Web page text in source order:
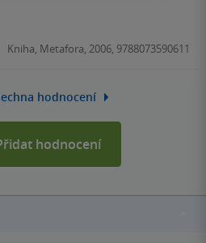
Kniha, Metafora, 2006, 9788073590611
hodnocení
hodnocení